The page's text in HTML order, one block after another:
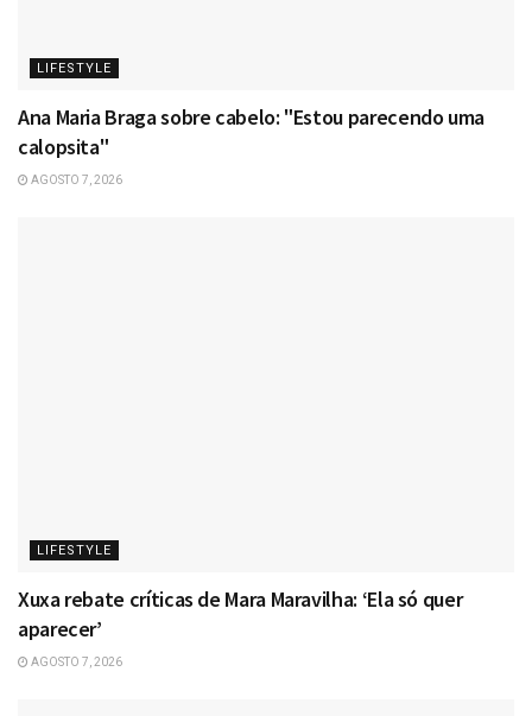
LIFESTYLE
Ana Maria Braga sobre cabelo: "Estou parecendo uma
calopsita"
AGOSTO 7, 2026
LIFESTYLE
Xuxa rebate críticas de Mara Maravilha: ‘Ela só quer
aparecer’
AGOSTO 7, 2026